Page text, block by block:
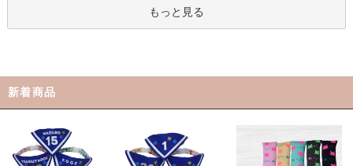
もっと見る
新着商品